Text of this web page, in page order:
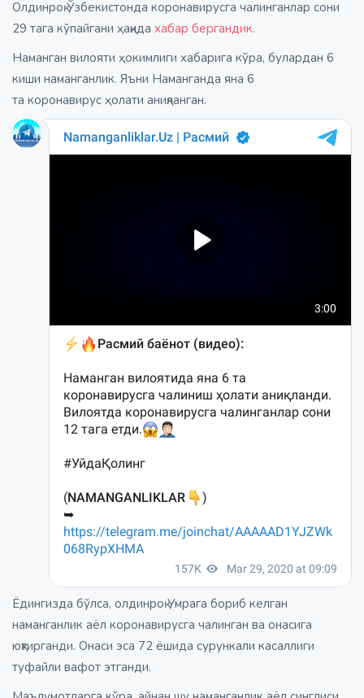
Олдинроқ Ўзбекистонда коронавирусга чалинганлар сони
29 тага кўпайгани ҳақида хабар бергандик.
Наманган вилояти ҳокимлиги хабарига кўра, булардан 6
киши наманганлик. Яъни Наманганда яна 6
та коронавирус ҳолати аниқланган.
Ёдингизда бўлса, олдинроқ Умрага бориб келган
наманганлик аёл коронавирусга чалинган ва онасига
юқтирганди. Онаси эса 72 ёшида сурункали касаллиги
туфайли вафот этганди.